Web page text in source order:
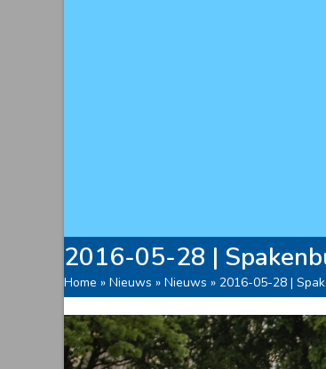
2016-05-28 |
Home » Nieuws » Nieuws » 2016-05-28 |